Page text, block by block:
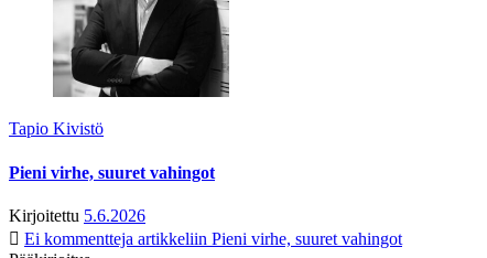
Tapio Kivistö
Pieni virhe, suuret vahingot
Kirjoitettu 5.6.2026
Ei kommentteja artikkeliin Pieni virhe, suuret vahingot